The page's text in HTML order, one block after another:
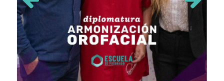
Previous Next